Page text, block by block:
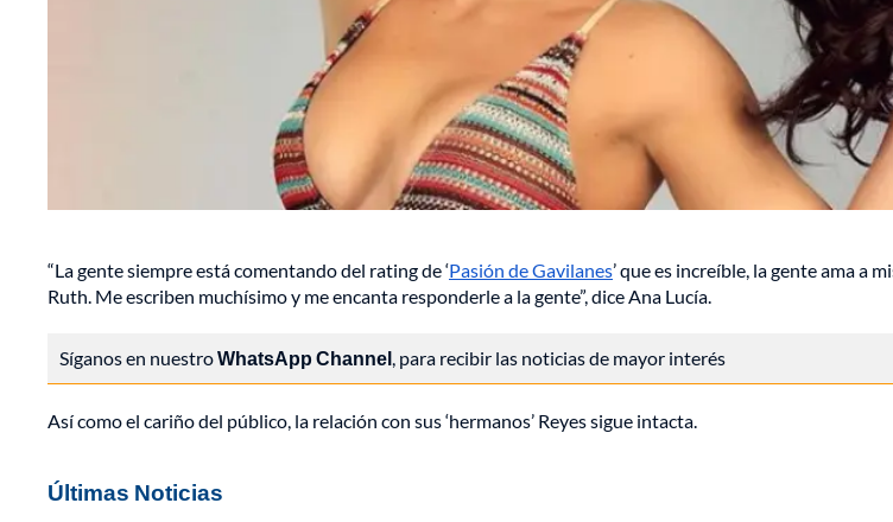
“La gente siempre está comentando del rating de ‘Pasión de Gavilanes’ que es increíble, la gente ama a
Ruth. Me escriben muchísimo y me encanta responderle a la gente”, dice Ana Lucía.
Síganos en nuestroWhatsApp Channel, para recibir las noticias de mayor interés
Así como el cariño del público, la relación con sus ‘hermanos’ Reyes sigue intacta.
Últimas Noticias